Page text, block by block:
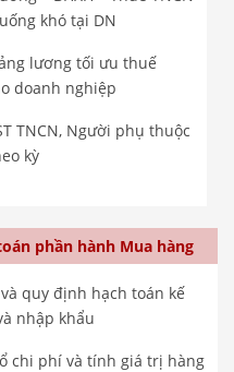
khó tại DN
lương tối ưu thuế
doanh nghiệp
TNCN, Người phụ thuộc
kỳ
phần hành Mua hàng
quy định hạch toán kế
nhập khẩu
chi phí và tính giá trị hàng